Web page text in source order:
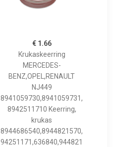
€ 1.66
Krukaskeerring
MERCEDES-
BENZ,OPEL,RENAULT
NJ449
8941059730,8941059731,
8942511710 Keerring,
krukas
8944686540,8944821570,
94251171,636840,944821